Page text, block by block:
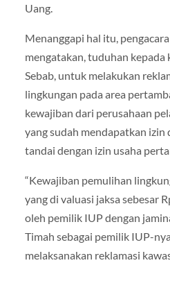
Uang.
Menanggapi hal itu,
mengatakan, tuduhan kepada
Sebab, untuk melakukan
lingkungan pada area
kewajiban dari perusahaan
yang sudah mendapatkan izin
tandai dengan izin usaha
“Kewajiban pemulihan
yang di valuasi jaksa sebesar
oleh pemilik IUP dengan
Timah sebagai pemilik IUP-
melaksanakan reklamasi